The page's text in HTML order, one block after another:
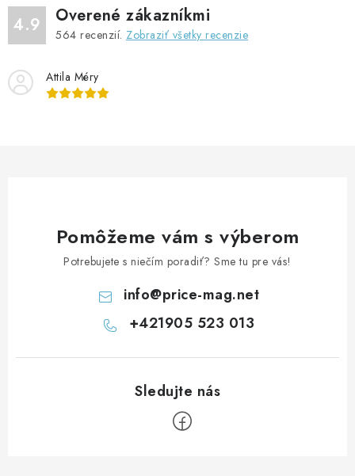
4.9 Overené zákazníkmi
564 recenzií. Zobraziť všetky recenzie
Attila Méry
Pomôžeme vám s výberom
Potrebujete s niečím poradiť? Sme tu pre vás!
info@price-mag.net
+421905 523 013